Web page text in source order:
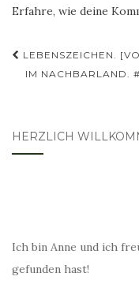
Erfahre, wie deine
LEBENSZEICHEN.
IM NACHBARLAND.
HERZLICH
Ich bin Anne und ich
gefunden hast!